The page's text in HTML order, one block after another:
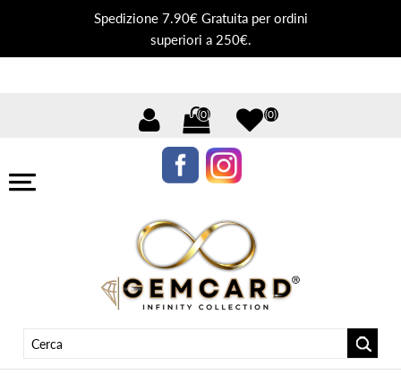
Spedizione 7.90€ Gratuita per ordini
superiori a 250€.
(0) (0)